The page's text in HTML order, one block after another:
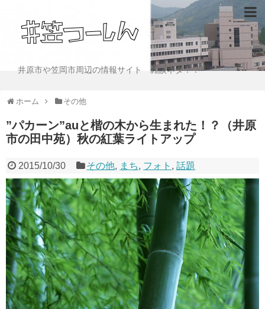
井原市や笠岡市周辺の情報サイト 雑談ネタ！！
ホーム その他
”パカーン”auと楷の木から生まれた！？（井原
市の田中苑）秋の紅葉ライトアップ
2015/10/30 その他, まち, フォト ,話題